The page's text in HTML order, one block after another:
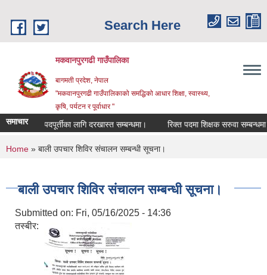
Search Here
मकवानपुरगढी गाउँपालिका
बागमती प्रदेश, नेपाल
"मकवानपुरगढी गाउँपालिकाको समद्धिको आधार शिक्षा, स्‍वास्‍थ्‍य,
कृषि, पर्यटन र पूर्वाधार "
समाचारपदपूर्तीका लागि दरखास्त सम्बन्धमा। रिक्त पदमा शिक्षक सरुवा सम्बन्धमा।
You are here
Home » बाली उपचार शिविर संचालन सम्बन्धी सूचना।
बाली उपचार शिविर संचालन सम्बन्धी सूचना।
Submitted on: Fri, 05/16/2025 - 14:36
तस्बीर: